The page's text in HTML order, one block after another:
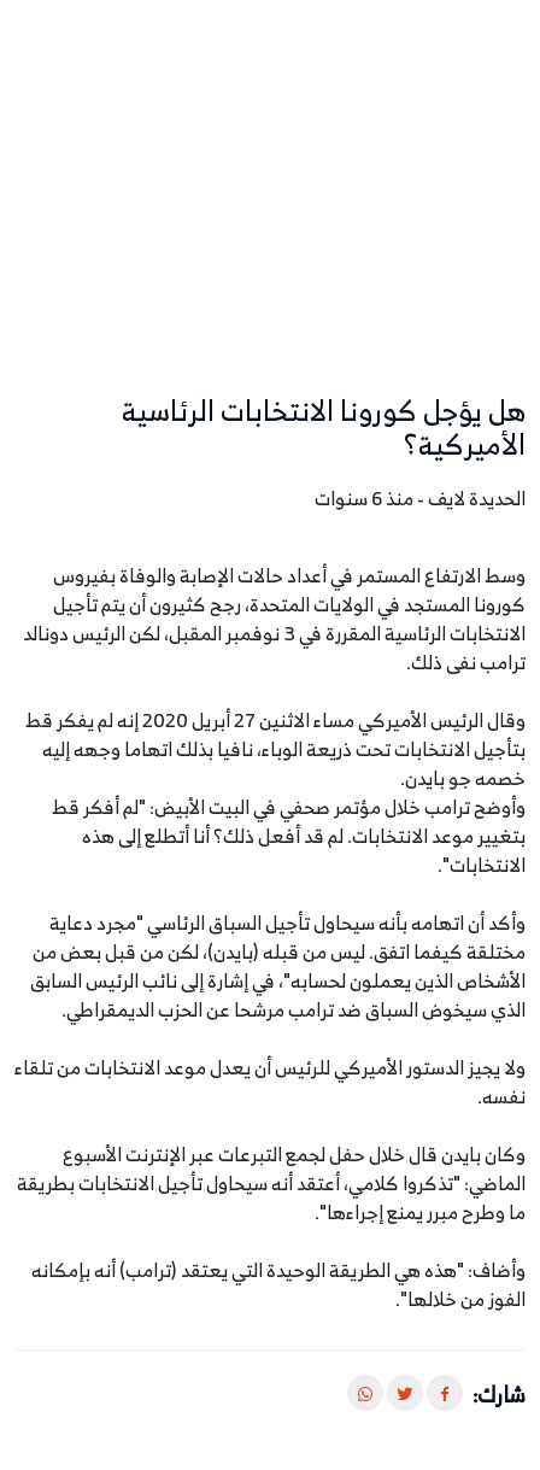
هل يؤجل كورونا الانتخابات الرئاسية
الأميركية؟
الحديدة لايف - منذ 6 سنوات
وسط الارتفاع المستمر في أعداد حالات الإصابة والوفاة بفيروس
كورونا المستجد في الولايات المتحدة، رجح كثيرون أن يتم تأجيل
الانتخابات الرئاسية المقررة في 3 نوفمبر المقبل، لكن الرئيس دونالد
ترامب نفى ذلك.
وقال الرئيس الأميركي مساء الاثنين 27 أبريل 2020 إنه لم يفكر قط
بتأجيل الانتخابات تحت ذريعة الوباء، نافيا بذلك اتهاما وجهه إليه
خصمه جو بايدن.
وأوضح ترامب خلال مؤتمر صحفي في البيت الأبيض: "لم أفكر قط
بتغيير موعد الانتخابات. لم قد أفعل ذلك؟ أنا أتطلع إلى هذه
الانتخابات".
وأكد أن اتهامه بأنه سيحاول تأجيل السباق الرئاسي "مجرد دعاية
مختلقة كيفما اتفق. ليس من قبله (بايدن)، لكن من قبل بعض من
الأشخاص الذين يعملون لحسابه"، في إشارة إلى نائب الرئيس السابق
الذي سيخوض السباق ضد ترامب مرشحا عن الحزب الديمقراطي.
ولا يجيز الدستور الأميركي للرئيس أن يعدل موعد الانتخابات من تلقاء
نفسه.
وكان بايدن قال خلال حفل لجمع التبرعات عبر الإنترنت الأسبوع
الماضي: "تذكروا كلامي، أعتقد أنه سيحاول تأجيل الانتخابات بطريقة
ما وطرح مبرر يمنع إجراءها".
وأضاف: "هذه هي الطريقة الوحيدة التي يعتقد (ترامب) أنه بإمكانه
الفوز من خلالها".
شارك: